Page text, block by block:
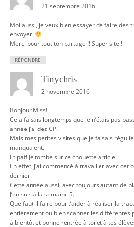
21 septembre 2016
Moi aussi, je veux bien essayer de faire des
envoyer.
Merci pour tout ton partage !! Super site !
RÉPONDRE
Tinychris
2 novembre 2016
Bonjour Miss!
Cela faisais longtemps que je n’étais pas
année j’ai des CP.
Mais mes petites visites que je faisais
manquaient.
Et paf! Je tombe sur ce chouette article.
En effet, j’ai commencé à travailler avec cet
dernier.
Cette année aussi, avec toujours autant de
J’en suis à la semaine 5.
Que faut-il faire pour t’aider à réaliser la
entièrement ou bien scanner les différentes
à bientôt et bonne rentrée à toi et à tes